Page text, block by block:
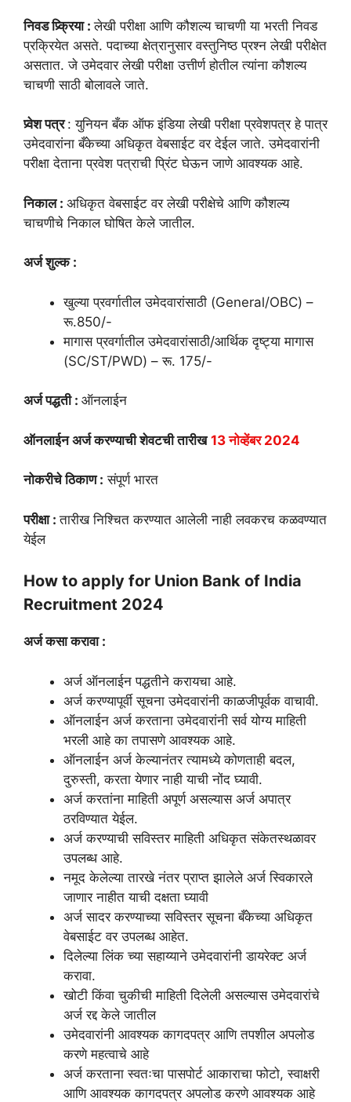
निवड प्र्क्रिया :लेखी परीक्षा आणि कौशल्य चाचणी या भरती निवड
प्रक्रियेत असते. पदाच्या क्षेत्रानुसार वस्तुनिष्ठ प्रश्न लेखी परीक्षेत
असतात. जे उमेदवार लेखी परीक्षा उत्तीर्ण होतील त्यांना कौशल्य
चाचणी साठी बोलावले जाते.
प्र्वेश पत्र: युनियन बँक ऑफ इंडिया लेखी परीक्षा प्रवेशपत्र हे पात्र
उमेदवारांना बँकेच्या अधिकृत वेबसाईट वर देईल जाते. उमेदवारांनी
परीक्षा देताना प्रवेश पत्राची प्रिंट घेऊन जाणे आवश्यक आहे.
निकाल : अधिकृत वेबसाईट वर लेखी परीक्षेचे आणि कौशल्य
चाचणीचे निकाल घोषित केले जातील.
अर्ज शुल्क :
खुल्या प्रवर्गातील उमेदवारांसाठी (General/OBC) –
रू.850/-
मागास प्रवर्गातील उमेदवारांसाठी/आर्थिक दृष्ट्या मागास
(SC/ST/PWD) – रू. 175/-
अर्ज पद्धती : ऑनलाईन
ऑनलाईन अर्ज करण्याची शेवटची तारीख 13 नोव्हेंबर 2024
नोकरीचे ठिकाण : संपूर्ण भारत
परीक्षा :तारीख निश्चित करण्यात आलेली नाही लवकरच कळवण्यात
येईल
How to apply for Union Bank of India
Recruitment 2024
अर्ज कसा करावा :
अर्ज ऑनलाईन पद्धतीने करायचा आहे.
अर्ज करण्यापूर्वी सूचना उमेदवारांनी काळजीपूर्वक वाचावी.
ऑनलाईन अर्ज करताना उमेदवारांनी सर्व योग्य माहिती
भरली आहे का तपासणे आवश्यक आहे.
ऑनलाईन अर्ज केल्यानंतर त्यामध्ये कोणताही बदल,
दुरुस्ती, करता येणार नाही याची नोंद घ्यावी.
अर्ज करतांना माहिती अपूर्ण असल्यास अर्ज अपात्र
ठरविण्यात येईल.
अर्ज करण्याची सविस्तर माहिती अधिकृत संकेतस्थळावर
उपलब्ध आहे.
नमूद केलेल्या तारखे नंतर प्राप्त झालेले अर्ज स्विकारले
जाणार नाहीत याची दक्षता घ्यावी
अर्ज सादर करण्याच्या सविस्तर सूचना बँकेच्या अधिकृत
वेबसाईट वर उपलब्ध आहेत.
दिलेल्या लिंक च्या सहाय्याने उमेदवारांनी डायरेक्ट अर्ज
करावा.
खोटी किंवा चुकीची माहिती दिलेली असल्यास उमेदवारांचे
अर्ज रद्द केले जातील
उमेदवारांनी आवश्यक कागदपत्र आणि तपशील अपलोड
करणे महत्वाचे आहे
अर्ज करताना स्वतःचा पासपोर्ट आकाराचा फोटो, स्वाक्षरी
आणि आवश्यक कागदपत्र अपलोड करणे आवश्यक आहे